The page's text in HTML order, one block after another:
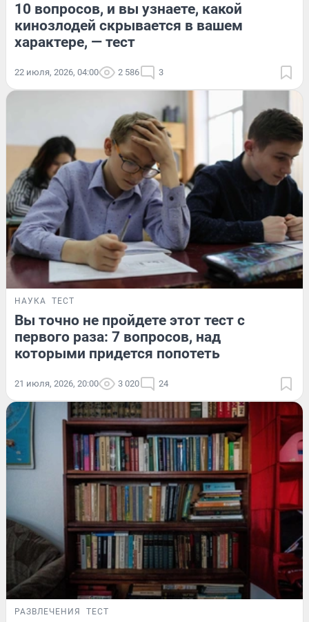
10 вопросов, и вы узнаете, какой
кинозлодей скрывается в вашем
характере, — тест
22 июля, 2026, 04:00 2 586 3
НАУКА ТЕСТ
Вы точно не пройдете этот тест с
первого раза: 7 вопросов, над
которыми придется попотеть
21 июля, 2026, 20:00 3 020 24
РАЗВЛЕЧЕНИЯ ТЕСТ